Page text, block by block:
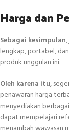
Harga dan
Sebagai kesimpulan
lengkap, portabel,
produk unggulan ini.
Oleh karena itu,
penawaran harga
menyediakan
dapat mempelajari
menambah wawasan